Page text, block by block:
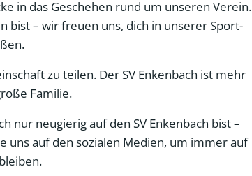
in das Geschehen rund um unseren Verein.
bist – wir freuen uns, dich in unserer Sport-
zu teilen. Der SV Enkenbach ist mehr
Familie.
nur neugierig auf den SV Enkenbach bist –
uns auf den sozialen Medien, um immer auf